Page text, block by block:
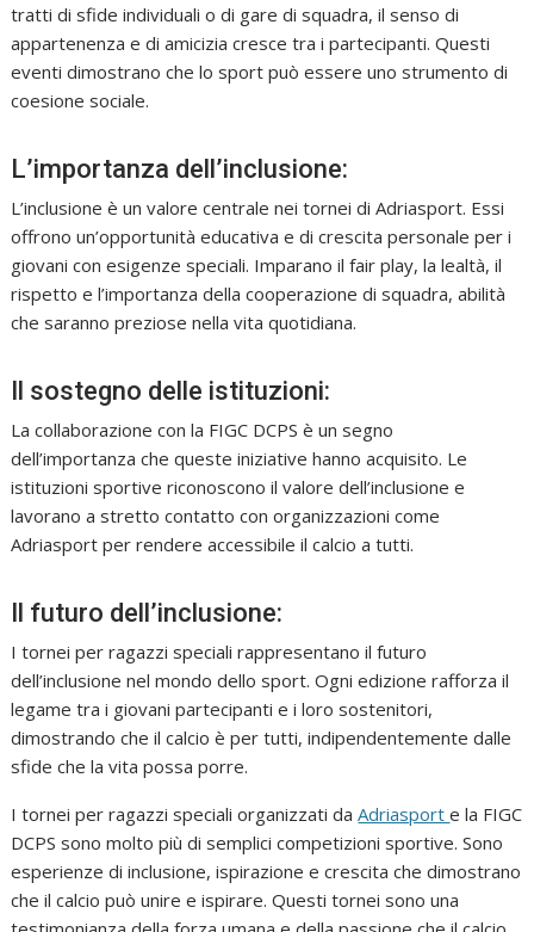
tratti di sfide individuali o di gare di squadra, il senso di
appartenenza e di amicizia cresce tra i partecipanti. Questi
eventi dimostrano che lo sport può essere uno strumento di
coesione sociale.
L’importanza dell’inclusione:
L’inclusione è un valore centrale nei tornei di Adriasport. Essi
offrono un’opportunità educativa e di crescita personale per i
giovani con esigenze speciali. Imparano il fair play, la lealtà, il
rispetto e l’importanza della cooperazione di squadra, abilità
che saranno preziose nella vita quotidiana.
Il sostegno delle istituzioni:
La collaborazione con la FIGC DCPS è un segno
dell’importanza che queste iniziative hanno acquisito. Le
istituzioni sportive riconoscono il valore dell’inclusione e
lavorano a stretto contatto con organizzazioni come
Adriasport per rendere accessibile il calcio a tutti.
Il futuro dell’inclusione:
I tornei per ragazzi speciali rappresentano il futuro
dell’inclusione nel mondo dello sport. Ogni edizione rafforza il
legame tra i giovani partecipanti e i loro sostenitori,
dimostrando che il calcio è per tutti, indipendentemente dalle
sfide che la vita possa porre.
I tornei per ragazzi speciali organizzati daAdriasporte la FIGC
DCPS sono molto più di semplici competizioni sportive. Sono
esperienze di inclusione, ispirazione e crescita che dimostrano
che il calcio può unire e ispirare. Questi tornei sono una